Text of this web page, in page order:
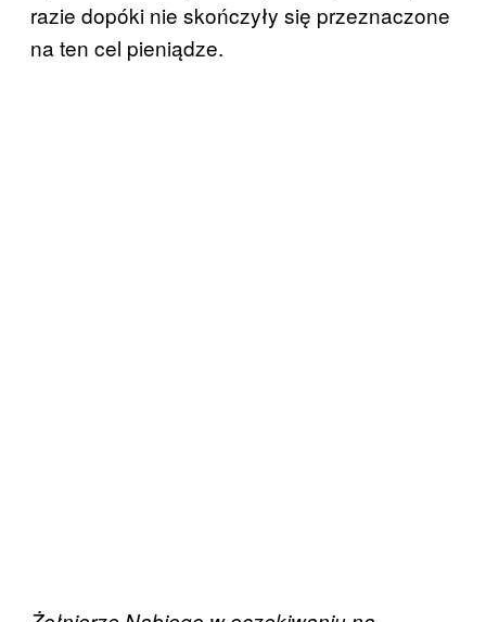
razie dopóki nie skończyły się przeznaczone
na ten cel pieniądze.